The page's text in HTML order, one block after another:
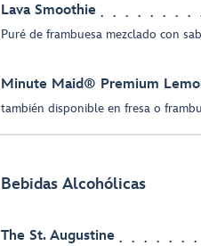
Lava Smoothie
Puré de frambuesa mezclado con
Minute Maid® Premium
también disponible en fresa o
Bebidas Alcohólicas
The St. Augustine